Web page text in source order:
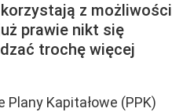
z możliwości
prawie nikt się
trochę więcej
Plany Kapitałowe (PPK)